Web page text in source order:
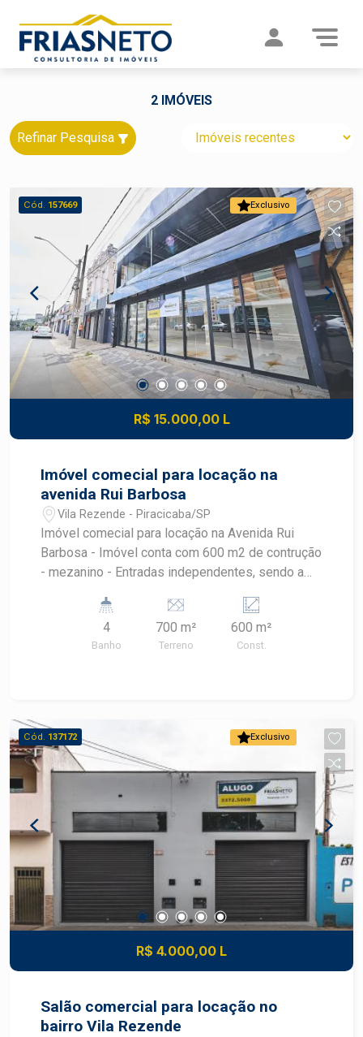
2 IMÓVEIS
Refinar Pesquisa
Exclusivo
Cód. 157669
R$ 15.000,00 L
Imóvel comecial para locação na
avenida Rui Barbosa
Vila Rezende - Piracicaba/SP
Imóvel comecial para locação na Avenida Rui
Barbosa - Imóvel conta com 600 m2 de contrução
- mezanino - Entradas independentes, sendo a
Observação: possibilidade de locação
desmembrada.
4
Banho
700 m²
Terreno
600 m²
Const.
Exclusivo
Cód. 137172
R$ 4.000,00 L
Salão comercial para locação no
bairro Vila Rezende